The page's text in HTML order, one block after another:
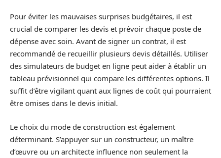
Pour éviter les mauvaises surprises budgétaires, il est
crucial de comparer les devis et prévoir chaque poste de
dépense avec soin. Avant de signer un contrat, il est
recommandé de recueillir plusieurs devis détaillés. Utiliser
des simulateurs de budget en ligne peut aider à établir un
tableau prévisionnel qui compare les différentes options. Il
suffit d’être vigilant quant aux lignes de coût qui pourraient
être omises dans le devis initial.
Le choix du mode de construction est également
déterminant. S’appuyer sur un constructeur, un maître
d’œuvre ou un architecte influence non seulement la